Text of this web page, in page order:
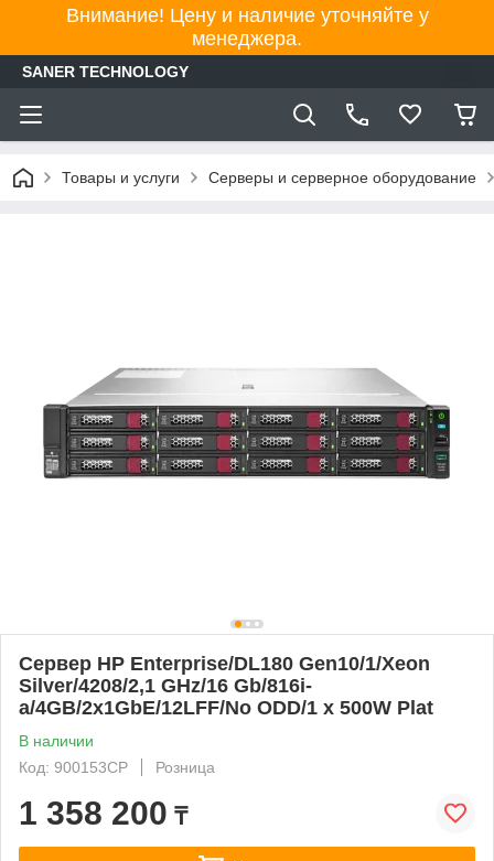
Внимание! Цену и наличие уточняйте у
менеджера.
SANER TECHNOLOGY
Товары и услуги Серверы и серверное оборудование
Сервер HP Enterprise/DL180 Gen10/1/Xeon
Silver/4208/2,1 GHz/16 Gb/816i-
a/4GB/2x1GbE/12LFF/No ODD/1 х 500W Plat
В наличии
Код: 900153CP
Розница
1 358 200 ₸